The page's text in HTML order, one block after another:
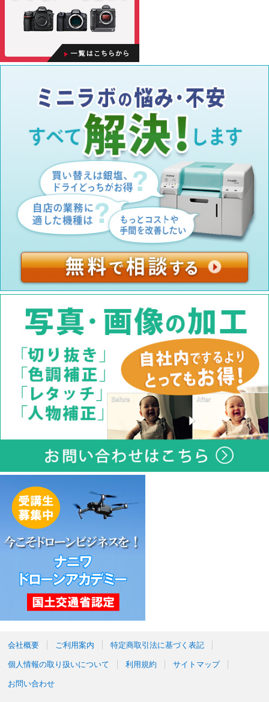
会社概要 ご利用案内 特定商取引法に基づく表記
個人情報の取り扱いについて 利用規約 サイトマップ
お問い合わせ